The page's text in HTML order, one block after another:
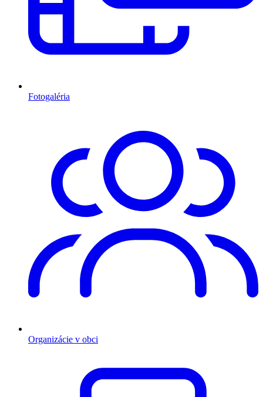
Fotogaléria
Organizácie v obci